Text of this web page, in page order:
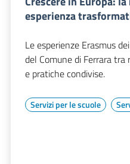
esperienza
Le esperienze Erasmus
del Comune di Ferrara
e pratiche condivise.
Servizi per le scuole